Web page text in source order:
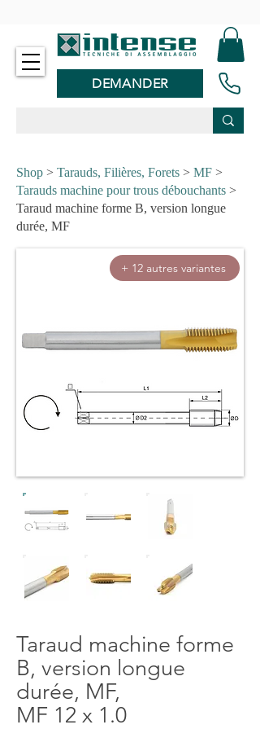
DEMANDER
Shop > Tarauds, Filières, Forets > MF >
Tarauds machine pour trous débouchants >
Taraud machine forme B, version longue
durée, MF
+ 12 autres variantes
Taraud machine forme
B, version longue
durée, MF,
MF 12 x 1.0